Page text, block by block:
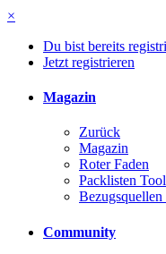
×
Du bist bereits
Jetzt registrieren
Magazin
Zurück
Magazin
Roter Faden
Packlisten
Community